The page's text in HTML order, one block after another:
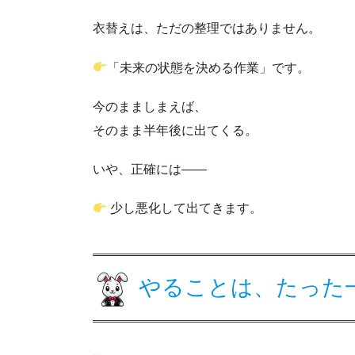
衣替えは、ただの整理ではありません。
「未来の状態を決める作業」です。
今のまましまえば、
そのまま半年後に出てくる。
いや、正確には――
少し悪化して出てきます。
やることは、たった